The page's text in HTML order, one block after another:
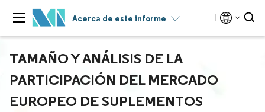
Acerca de este informe
TAMAÑO Y ANÁLISIS DE LA
PARTICIPACIÓN DEL MERCADO
EUROPEO DE SUPLEMENTOS